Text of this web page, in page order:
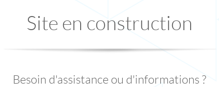
Site en construction
Besoin d'assistance ou d'informations ?